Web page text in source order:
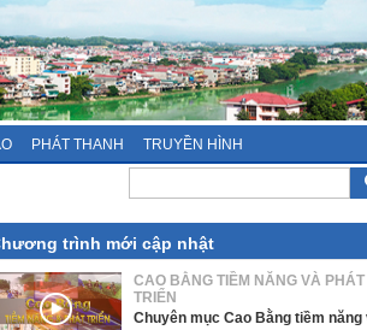
PHÁT THANH TRUYỀN HÌNH
trình mới cập nhật
CAO BẰNG TIỀM NĂNG VÀ PHÁT
TRIỂN
Chuyên mục Cao Bằng tiềm năng